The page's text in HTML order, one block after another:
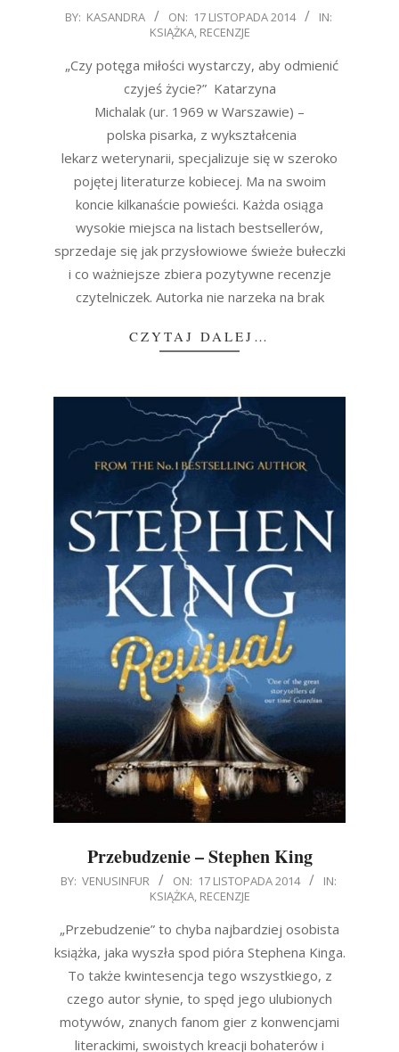
2014-
BY: KASANDRA ON: 17 LISTOPADA 2014
IN:
KSIĄŻKA, RECENZJE
„Czy potęga miłości wystarczy, aby odmienić
czyjeś życie?” Katarzyna
Michalak (ur. 1969 w Warszawie) –
polska pisarka, z wykształcenia
lekarz weterynarii, specjalizuje się w szeroko
pojętej literaturze kobiecej. Ma na swoim
koncie kilkanaście powieści. Każda osiąga
wysokie miejsca na listach bestsellerów,
sprzedaje się jak przysłowiowe świeże bułeczki
i co ważniejsze zbiera pozytywne recenzje
czytelniczek. Autorka nie narzeka na brak
CZYTAJ DALEJ…
Przebudzenie – Stephen King
2014-
17
BY: VENUSINFUR ON: 17 LISTOPADA 2014
IN:
KSIĄŻKA, RECENZJE
„Przebudzenie” to chyba najbardziej osobista
książka, jaka wyszła spod pióra Stephena Kinga.
To także kwintesencja tego wszystkiego, z
czego autor słynie, to spęd jego ulubionych
motywów, znanych fanom gier z konwencjami
literackimi, swoistych kreacji bohaterów i